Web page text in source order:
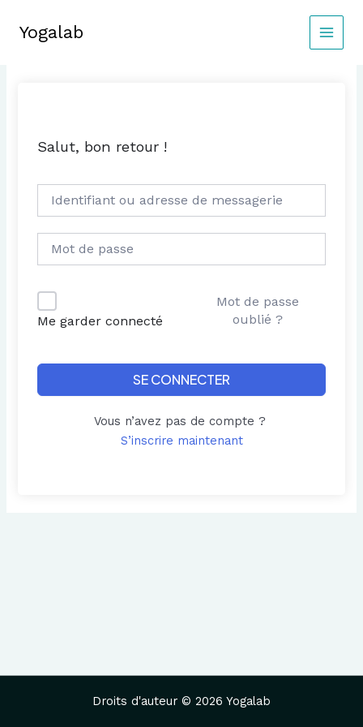
contenu
Yogalab
MAIN
Salut, bon retour !
Me garder connecté
Mot de passe
oublié ?
SE CONNECTER
Vous n’avez pas de compte ?
S’inscrire maintenant
Droits d'auteur © 2026 Yogalab